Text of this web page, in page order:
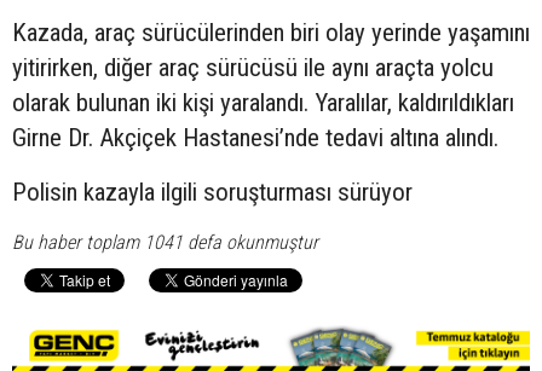
Kazada, araç sürücülerinden biri olay yerinde yaşamını
yitirirken, diğer araç sürücüsü ile aynı araçta yolcu
olarak bulunan iki kişi yaralandı. Yaralılar, kaldırıldıkları
Girne Dr. Akçiçek Hastanesi’nde tedavi altına alındı.
Polisin kazayla ilgili soruşturması sürüyor
Bu haber toplam 1041 defa okunmuştur